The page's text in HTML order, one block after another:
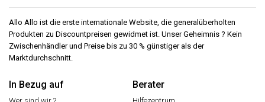
Allo Allo ist die erste internationale Website, die generalüberholten
Produkten zu Discountpreisen gewidmet ist. Unser Geheimnis ? Kein
Zwischenhändler und Preise bis zu 30 % günstiger als der
Marktdurchschnitt.
In Bezug auf Berater